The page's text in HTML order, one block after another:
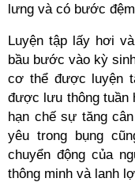
lưng và có bước
Luyện tập lấy hơi
bầu bước vào kỳ
cơ thể được luyện
được lưu thông tuần
hạn chế sự tăng
yêu trong bụng
chuyển động của
thông minh và lanh